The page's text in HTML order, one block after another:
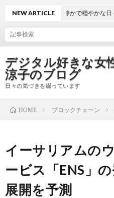
デジタル好きな女
涼子のブログ
日々の気づきを綴っています
NEW ARTICLE静かで穏やかな日々が続
HOME ブロックチェーン
イーサリアムの
ービス「ENS」
展開を予測